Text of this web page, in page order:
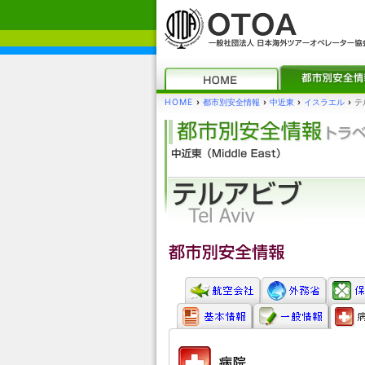
HOME › 都市別安全情報 › 中近東 › イスラエル › テ